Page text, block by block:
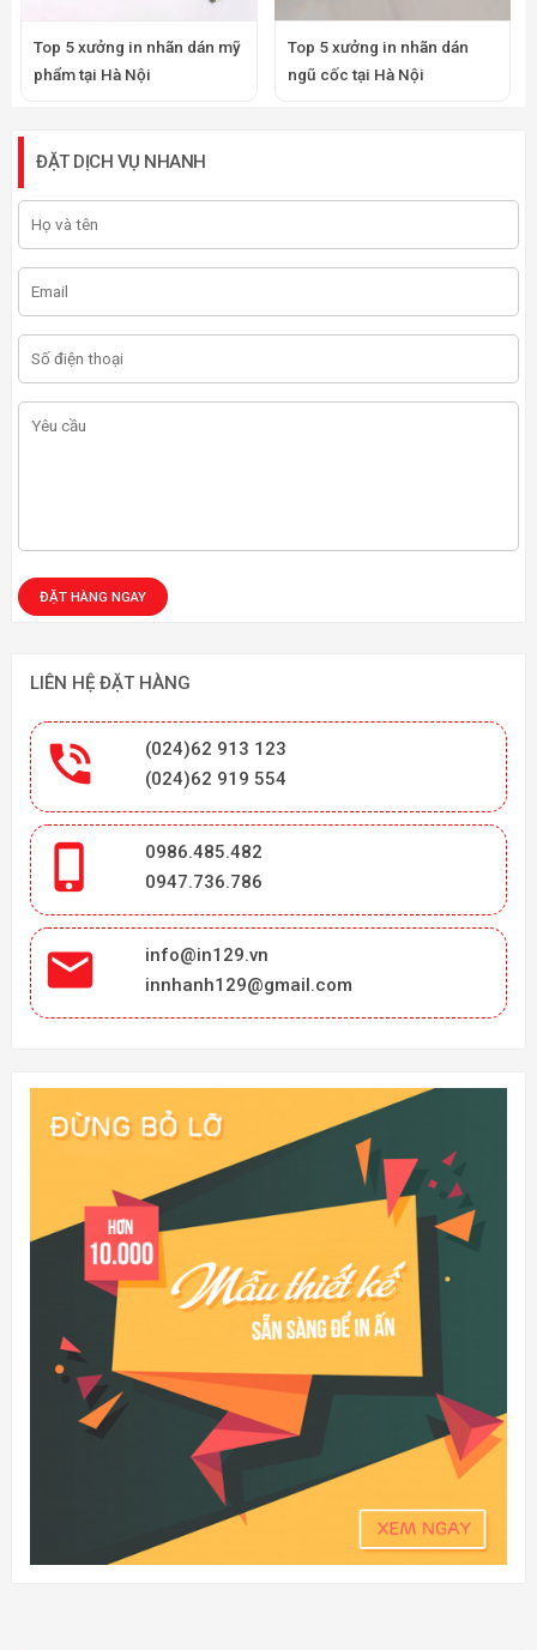
Top 5 xưởng in nhãn dán mỹ
phẩm tại Hà Nội
Top 5 xưởng in nhãn dán
ngũ cốc tại Hà Nội
ĐẶT DỊCH VỤ NHANH
LIÊN HỆ ĐẶT HÀNG

(024)62 913 123
(024)62 919 554

0986.485.482
0947.736.786

info@in129.vn
innhanh129@gmail.com